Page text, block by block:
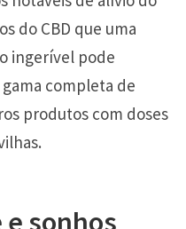
do CBD que uma
ingerível pode
completa de
produtos com doses